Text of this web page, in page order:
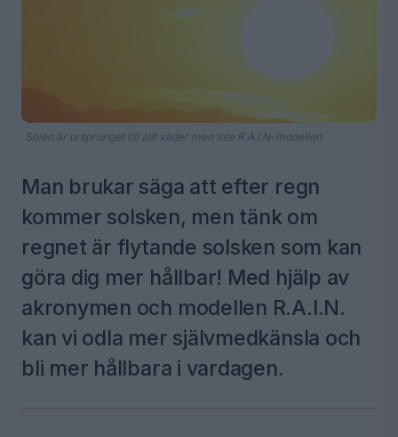
Solen är ursprunget till allt väder men inte R.A.I.N-modellen.
Man brukar säga att efter regn
kommer solsken, men tänk om
regnet är flytande solsken som kan
göra dig mer hållbar! Med hjälp av
akronymen och modellen R.A.I.N.
kan vi odla mer självmedkänsla och
bli mer hållbara i vardagen.